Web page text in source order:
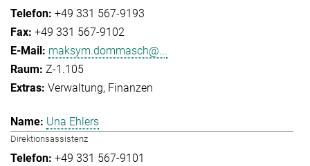
+49 331 567-9193
+49 331 567-9102
maksym.dommasch@...
Z-1.105
Verwaltung Finanzen
Una Ehlers
Direktionsassistenz
+49 331 567-9101